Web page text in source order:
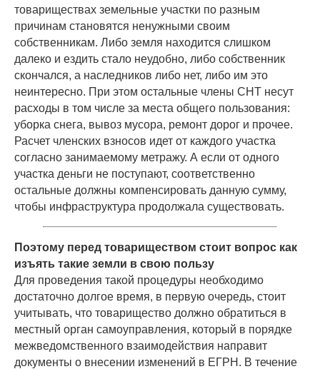
товариществах земельные участки по разным
причинам становятся ненужными своим
собственникам. Либо земля находится слишком
далеко и ездить стало неудобно, либо собственник
скончался, а наследников либо нет, либо им это
неинтересно. При этом остальные члены СНТ несут
расходы в том числе за места общего пользования:
уборка снега, вывоз мусора, ремонт дорог и прочее.
Расчет членских взносов идет от каждого участка
согласно занимаемому метражу. А если от одного
участка деньги не поступают, соответственно
остальные должны компенсировать данную сумму,
чтобы инфраструктура продолжала существовать.
Поэтому перед товариществом стоит вопрос как
изъять такие земли в свою пользу
Для проведения такой процедуры необходимо
достаточно долгое время, в первую очередь, стоит
учитывать, что товарищество должно обратиться в
местный орган самоуправления, который в порядке
межведомственного взаимодействия направит
документы о внесении изменений в ЕГРН. В течение